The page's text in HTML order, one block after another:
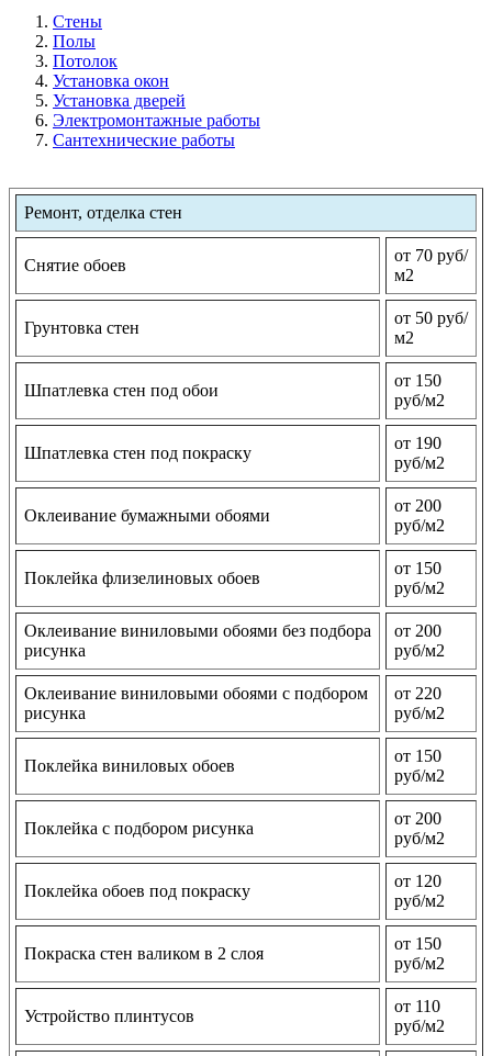
Стены
Полы
Потолок
Установка окон
Установка дверей
Электромонтажные работы
Сантехнические работы
Ремонт, отделка стен
Снятие обоев
от 70 руб/
м2
Грунтовка стен
от 50 руб/
м2
Шпатлевка стен под обои
от 150
руб/м2
Шпатлевка стен под покраску
от 190
руб/м2
Оклеивание бумажными обоями
от 200
руб/м2
Поклейка флизелиновых обоев
от 150
руб/м2
Оклеивание виниловыми обоями без подбора
рисунка
от 200
руб/м2
Оклеивание виниловыми обоями с подбором
рисунка
от 220
руб/м2
Поклейка виниловых обоев
от 150
руб/м2
Поклейка с подбором рисунка
от 200
руб/м2
Поклейка обоев под покраску
от 120
руб/м2
Покраска стен валиком в 2 слоя
от 150
руб/м2
Устройство плинтусов
от 110
руб/м2